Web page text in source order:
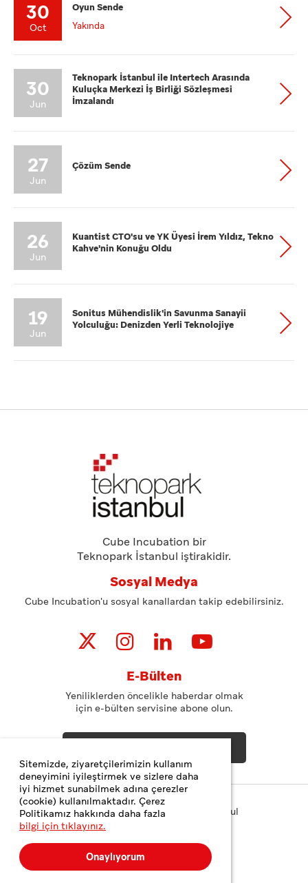
Sitemizde, ziyaretçilerimizin kullanım
deneyimini iyileştirmek ve sizlere daha
iyi hizmet sunabilmek adına çerezler
(cookie) kullanılmaktadır. Çerez
Politikamız hakkında daha fazla
bilgi için tıklayınız.
Onaylıyorum
30
Oct
Oyun Sende
Yakında
30
Jun
Teknopark İstanbul ile Intertech Arasında
Kuluçka Merkezi İş Birliği Sözleşmesi
İmzalandı
27
Jun
Çözüm Sende
26
Jun
Kuantist CTO'su ve YK Üyesi İrem Yıldız, Tekno
Kahve'nin Konuğu Oldu
19
Jun
Sonitus Mühendislik'in Savunma Sanayii
Yolculuğu: Denizden Yerli Teknolojiye
Cube Incubation bir
Teknopark İstanbul iştirakidir.
Sosyal Medya
Cube Incubation'u sosyal kanallardan takip edebilirsiniz.
E-Bülten
Yeniliklerden öncelikle haberdar olmak
için e-bülten servisine abone olun.
Copyright© 2023 Teknopark İstanbul
Gizlilik ve Çerez Politikası
Kişisel Verilerin Korunması
Web Tasarım
MediaClick